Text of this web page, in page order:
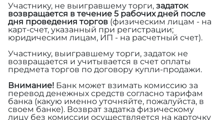
Участнику, не выигравшему торги, задаток
возвращается в течение 5 рабочих дней после
дня проведения торгов (физическим лицам - на
карт-счет, указанный при регистрации;
юридическим лицам, ИП - на расчетный счет).
Участнику, выигравшему торги, задаток не
возвращается и учитывается в счет оплаты
предмета торгов по договору купли-продажи.
Внимание! Банк может взимать комиссию за
перевод денежных средств согласно тарифам
банка (какую именно уточняйте, пожалуйста, в
своем банке). Возврат задатка физическому
лицу без комиссии осуществляется на карточку